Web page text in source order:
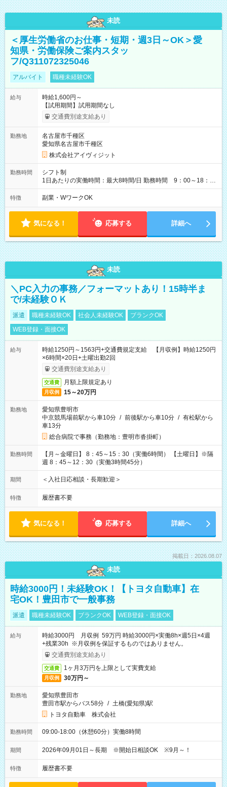
未読
＜厚生労働省のお仕事・短期・週3日～OK＞愛
知県・労働保険ご案内スタッ
フ/Q311072325046
アルバイト 職種未経験OK
給与
時給1,600円～
【試用期間】試用期間なし
交通費別途支給あり
勤務地
名古屋市千種区
愛知県名古屋市千種区
株式会社アイヴィジット
勤務時間
シフト制
1日あたりの実働時間：最大8時間/日 勤務時間 9：00～18：
00(実働8h、休憩1h) 土日祝含む週3日～OK、シフト制 ※もちろ
ん週5日勤務もOK♪ 勤務期間：2026年8月12日～9月9日※リスト
特徴 副業・WワークOK
気になる！ 応募する 詳細へ
未読
＼PC入力の事務／フォーマットあり！15時半ま
で/未経験ＯＫ
派遣 職種未経験OK 社会人未経験OK
ブランクOK
WEB登録・面接OK
給与
時給1250円～1563円+交通費規定支給 【月収例】時給1250円
×6時間×20日+土曜出勤2回
交通費別途支給あり
交通費 月額上限規定あり
月収例 15～20万円
勤務地
愛知県豊明市
中京競馬場前駅から車10分 / 前後駅から車10分 / 有松駅から
車13分
総合病院で事務（勤務地：豊明市沓掛町）
勤務時間
【月～金曜日】 8：45～15：30（実働6時間） 【土曜日】※隔
週 8：45～12：30（実働3時間45分）
期間 ＜入社日応相談・長期歓迎＞
特徴 履歴書不要
気になる！ 応募する 詳細へ
掲載日：2026.08.07
未読
時給3000円！未経験OK！【トヨタ自動車】在
宅OK！豊田市で一般事務
派遣 職種未経験OK ブランクOK WEB登録・面接OK
給与
時給3000円 月収例 59万円 時給3000円×実働8h×週5日×4週
+残業30h ※月収例を保証するものではありません。
交通費別途支給あり
交通費 1ヶ月3万円を上限として実費支給
月収例 30万円～
勤務地
愛知県豊田市
豊田市駅からバス58分 / 土橋(愛知県)駅
トヨタ自動車 株式会社
勤務時間 09:00-18:00（休憩60分）実働8時間
期間 2026年09月01日～長期 ※開始日相談OK ※9月～！
特徴 履歴書不要